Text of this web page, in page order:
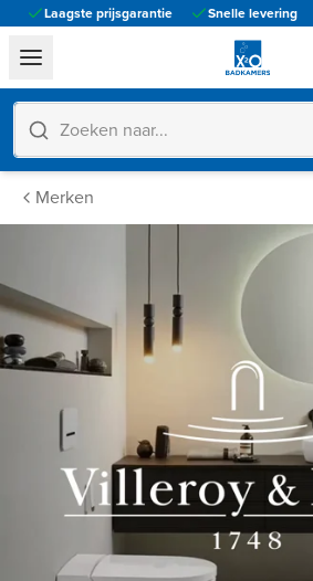
Laagste prijsgarantie Snelle levering
general.navigation.toggle_menu.label
Merken